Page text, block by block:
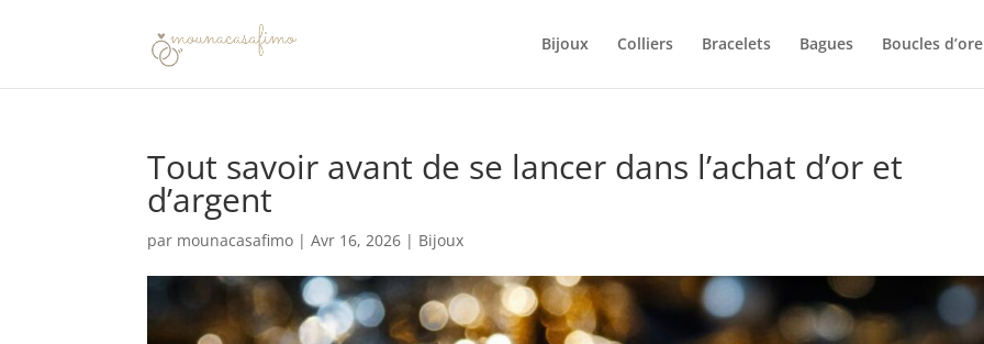
Bijoux Colliers Bracelets Bagues Boucles
Tout savoir avant de se lancer dans l’achat d’or et
d’argent
par mounacasafimo |Avr 16, 2026 | Bijoux